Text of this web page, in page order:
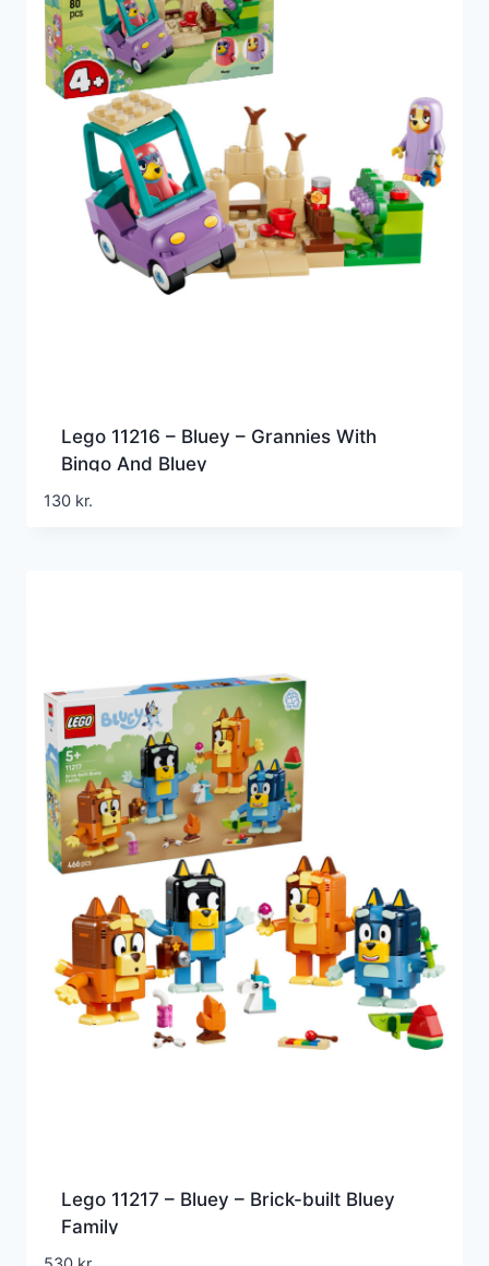
Lego 11216 – Bluey – Grannies With
Bingo And Bluey
130 kr.
Lego 11217 – Bluey – Brick-built Bluey
Family